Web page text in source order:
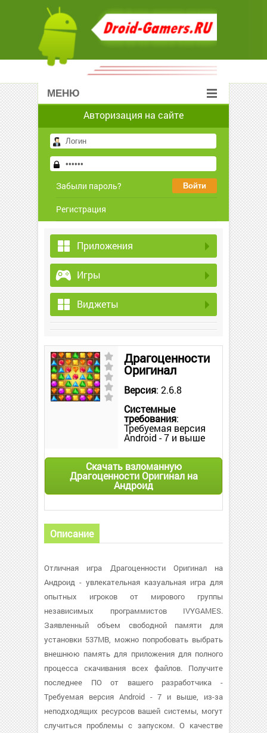
МЕНЮ
Авторизация на сайте
Забыли пароль?
Регистрация
Приложения
Игры
Виджеты
Драгоценности
Оригинал
Версия: 2.6.8
Системные
требования:
Требуемая версия
Android - 7 и выше
Скачать взломанную
Драгоценности Оригинал на
Андроид
Описание
Отличная игра Драгоценности Оригинал на
Андроид - увлекательная казуальная игра для
опытных игроков от мирового группы
независимых программистов IVYGAMES.
Заявленный объем свободной памяти для
установки 537MB, можно попробовать выбрать
внешнюю память для приложения для полного
процесса скачивания всех файлов. Получите
последнее ПО от вашего разработчика -
Требуемая версия Android - 7 и выше, из-за
неподходящих ресурсов вашей системы, могут
случиться проблемы с запуском. О качестве